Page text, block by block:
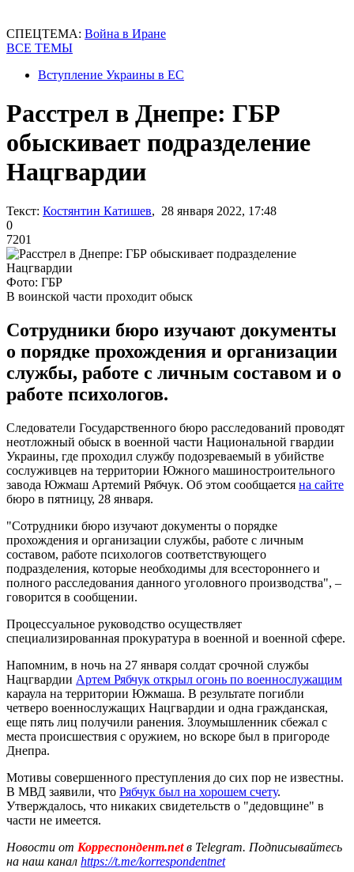
СПЕЦТЕМА: Война в Иране
ВСЕ ТЕМЫ
Вступление Украины в ЕС
Расстрел в Днепре: ГБР
обыскивает подразделение
Нацгвардии
Текст: Костянтин Катишев, 28 января 2022, 17:48
0
7201
Фото: ГБР
В воинской части проходит обыск
Сотрудники бюро изучают документы
о порядке прохождения и организации
службы, работе с личным составом и о
работе психологов.
Следователи Государственного бюро расследований проводят
неотложный обыск в военной части Национальной гвардии
Украины, где проходил службу подозреваемый в убийстве
сослуживцев на территории Южного машиностроительного
завода Южмаш Артемий Рябчук. Об этом сообщается на сайте
бюро в пятницу, 28 января.
"Сотрудники бюро изучают документы о порядке
прохождения и организации службы, работе с личным
составом, работе психологов соответствующего
подразделения, которые необходимы для всестороннего и
полного расследования данного уголовного производства", –
говорится в сообщении.
Процессуальное руководство осуществляет
специализированная прокуратура в военной и военной сфере.
Напомним, в ночь на 27 января солдат срочной службы
Нацгвардии Артем Рябчук открыл огонь по военнослужащим
караула на территории Южмаша. В результате погибли
четверо военнослужащих Нацгвардии и одна гражданская,
еще пять лиц получили ранения. Злоумышленник сбежал с
места происшествия с оружием, но вскоре был в пригороде
Днепра.
Мотивы совершенного преступления до сих пор не известны.
В МВД заявили, что Рябчук был на хорошем счету.
Утверждалось, что никаких свидетельств о "дедовщине" в
части не имеется.
Новости от Корреспондент.netв Telegram. Подписывайтесь
на наш канал https://t.me/korrespondentnet